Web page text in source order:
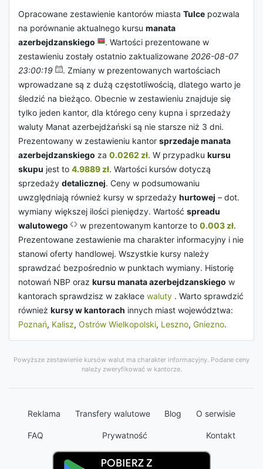
Opracowane zestawienie kantorów miasta Tulce pozwala
na porównanie aktualnego kursu manata
azerbejdzanskiego
. Wartości prezentowane w
zestawieniu zostały ostatnio zaktualizowane 2026-08-07
23:00:19
. Zmiany w prezentowanych wartościach
wprowadzane są z dużą częstotliwością, dlatego warto je
śledzić na bieżąco. Obecnie w zestawieniu znajduje się
tylko jeden kantor, dla którego ceny kupna i sprzedaży
waluty Manat azerbejdżański są nie starsze niż 3 dni.
Prezentowany w zestawieniu kantor sprzedaje manata
azerbejdzanskiego za 0.0262 zł. W przypadku kursu
skupu jest to 4.9889 zł. Wartości kursów dotyczą
sprzedaży detalicznej. Ceny w podsumowaniu
uwzględniają również kursy w sprzedaży hurtowej – dot.
wymiany większej ilości pieniędzy. Wartość spreadu
walutowego
w prezentowanym kantorze to 0.003 zł.
Prezentowane zestawienie ma charakter informacyjny i nie
stanowi oferty handlowej. Wszystkie kursy należy
sprawdzać bezpośrednio w punktach wymiany. Historię
notowań NBP oraz kursu manata azerbejdzanskiego w
kantorach sprawdzisz w zakłace waluty . Warto sprawdzić
również kursy w kantorach innych miast województwa:
Poznań, Kalisz, Ostrów Wielkopolski, Leszno, Gniezno.
Powyższe zestawienie kursów walut ma charakter informacyjny. Podane ceny
należy zweryfikować w kantorze.
Reklama Transfery walutowe Blog O serwisie
FAQ Prywatność Kontakt